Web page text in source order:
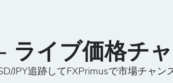
ライブ価格チ
JPY追跡してFXPrimusで市場チャン